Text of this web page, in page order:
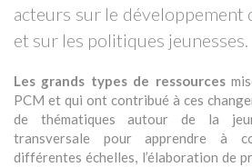
acteurs sur le
et sur les politiques jeunesses.
Les grands types de ressources
PCM et qui ont contribué à ces
de thématiques autour de la
transversale pour apprendre à
différentes échelles, l’élaboration de